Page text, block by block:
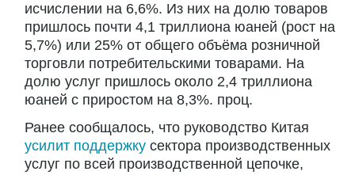
исчислении на 6,6%. Из них на долю товаров
пришлось почти 4,1 триллиона юаней (рост на
5,7%) или 25% от общего объёма розничной
торговли потребительскими товарами. На
долю услуг пришлось около 2,4 триллиона
юаней с приростом на 8,3%. проц.
Ранее сообщалось, что руководство Китая
усилит поддержку сектора производственных
услуг по всей производственной цепочке,